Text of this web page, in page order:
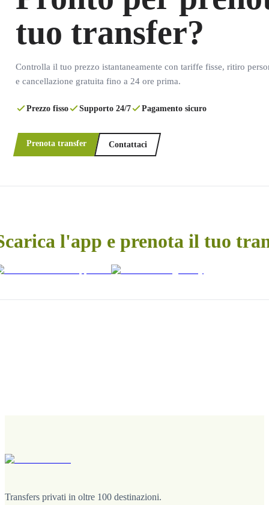
tuo transfer?
Controlla il tuo prezzo istantaneamente con tariffe fisse, ritiro
e cancellazione gratuita fino a 24 ore prima.
Prezzo fisso Supporto 24/7 Pagamento sicuro
Prenota transfer Contattaci
l'app e prenota il tuo
Transfers privati in oltre 100 destinazioni.